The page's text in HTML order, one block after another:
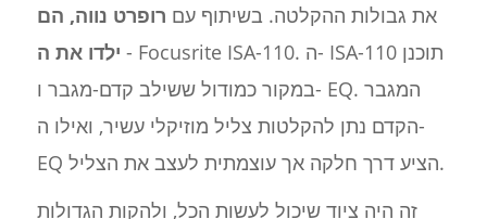
את גבולות ההקלטה. בשיתוף עם רופרט נווה, הם
ילדו את ה - Focusrite ISA-110. ה- ISA-110 תוכנן
במקור כמודול ששילב קדם-מגבר ו- EQ. המגבר
הקדם נתן להקלטות צליל מוזיקלי עשיר, ואילו ה-
EQ הציע דרך חלקה אך עוצמתית לעצב את הצליל.
זה היה ציוד שיכול לעשות הכל, ולהקות הגדולות